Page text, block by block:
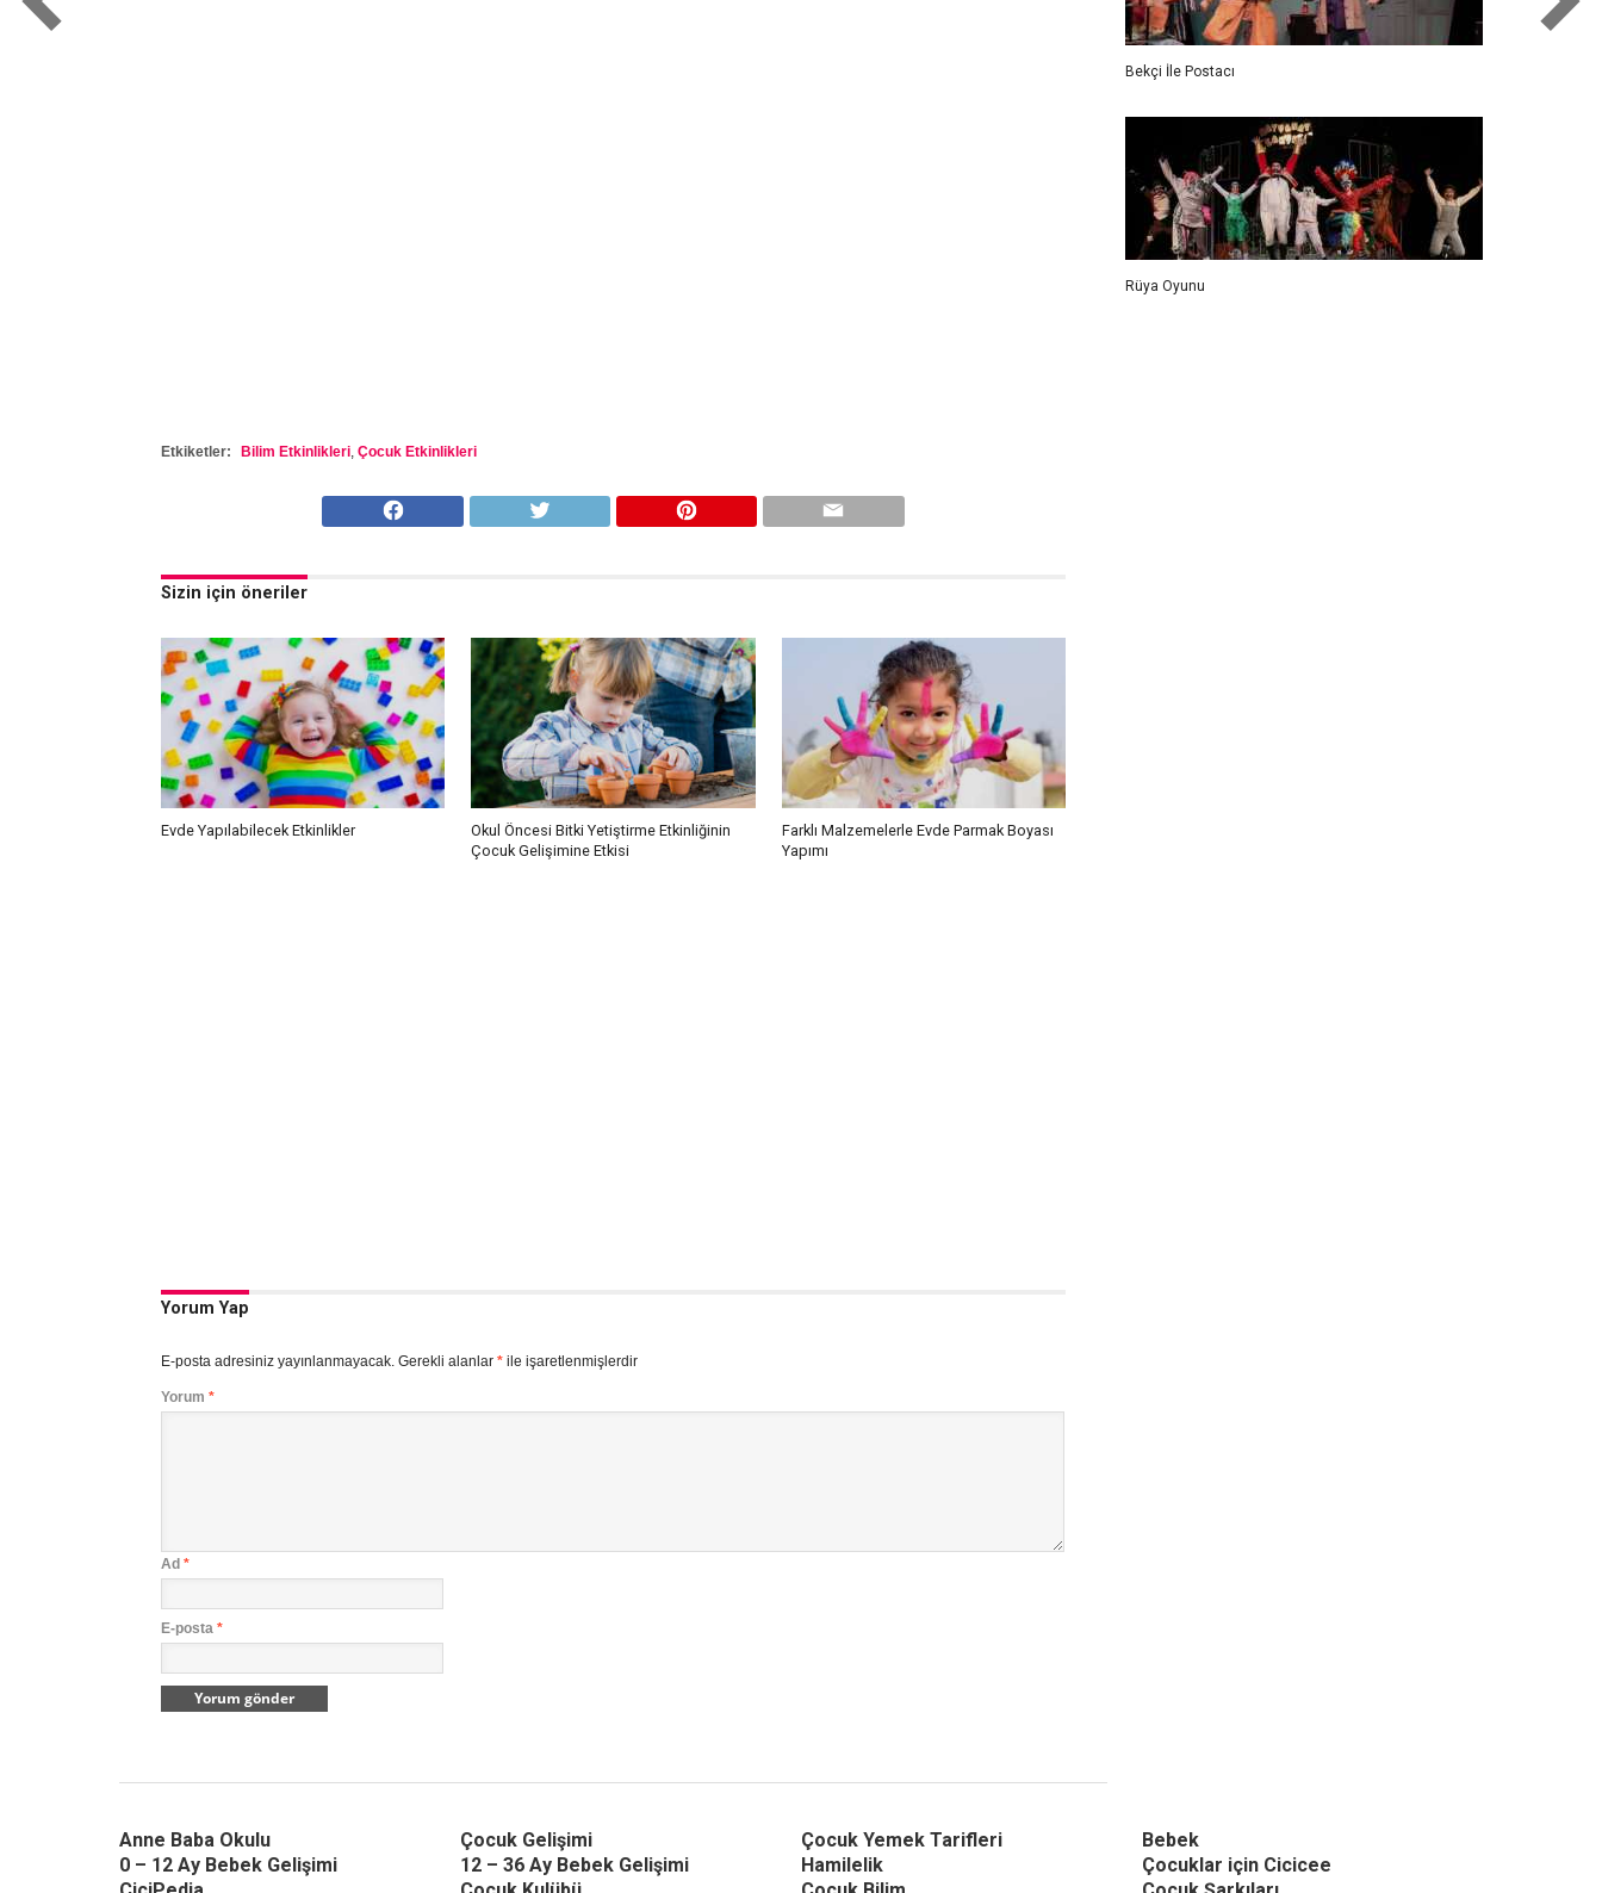
Etkiketler: Bilim Etkinlikleri, Çocuk Etkinlikleri
Sizin için öneriler
Evde Yapılabilecek Etkinlikler
Okul Öncesi Bitki Yetiştirme Etkinliğinin
Çocuk Gelişimine Etkisi
Farklı Malzemelerle Evde Parmak Boyası
Yapımı
Yorum Yap
E-posta adresiniz yayınlanmayacak. Gerekli alanlar *ile işaretlenmişlerdir
Yorum *
Ad *
E-posta *
Bekçi İle Postacı
Rüya Oyunu
Anne Baba Okulu Çocuk Gelişimi Çocuk Yemek Tarifleri
Bebek
0 – 12 Ay Bebek Gelişimi
12 – 36 Ay Bebek Gelişimi Hamilelik
Çocuklar için Cicicee